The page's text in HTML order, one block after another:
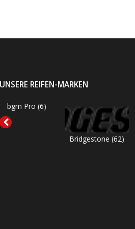
UNSERE REIFEN-MARKEN
(6)
Bridgestone(62)
Bumm